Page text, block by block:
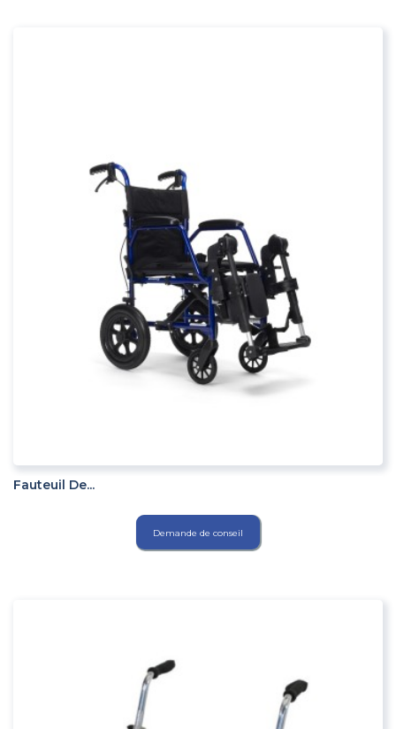
ADD TO CART
Fauteuil De...
Demande de conseil